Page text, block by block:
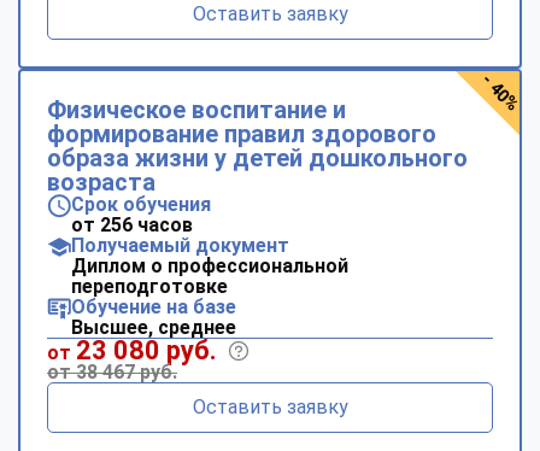
Оставить заявку
Физическое воспитание и
формирование правил здорового
образа жизни у детей дошкольного
возраста
Срок обучения
от 256 часов
Получаемый документ
Диплом о профессиональной
переподготовке
Обучение на базе
Высшее, среднее
от 23 080 руб.
от 38 467 руб.
Оставить заявку
- 40%